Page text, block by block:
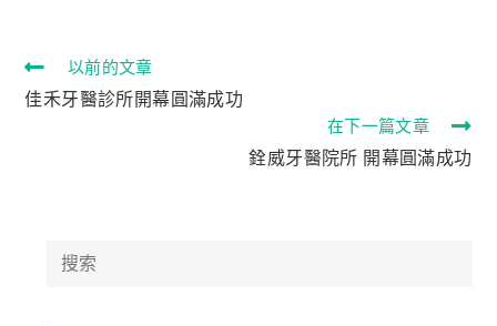
以前的文章
佳禾牙醫診所開幕圓滿成功
在下一篇文章
銓威牙醫院所 開幕圓滿成功